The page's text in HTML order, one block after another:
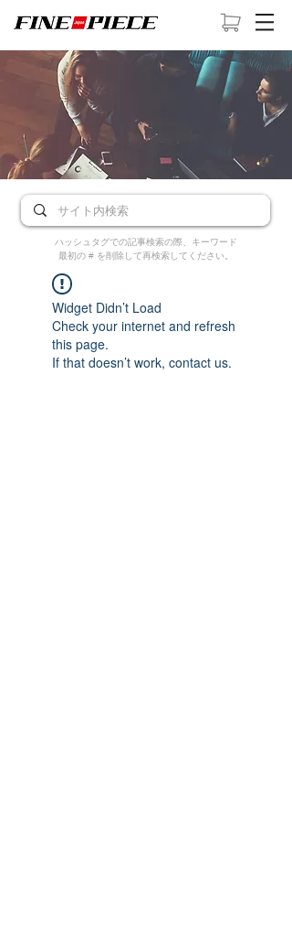
ハッシュタグでの記事検索の際、キーワード
最初の # を削除して再検索してください。
Widget Didn’t Load
Check your internet and refresh
this page.
If that doesn’t work, contact us.